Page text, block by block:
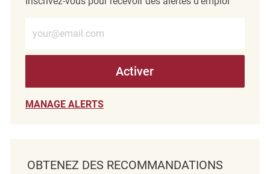
Activer
MANAGE ALERTS
OBTENEZ DES RECOMMANDATIONS